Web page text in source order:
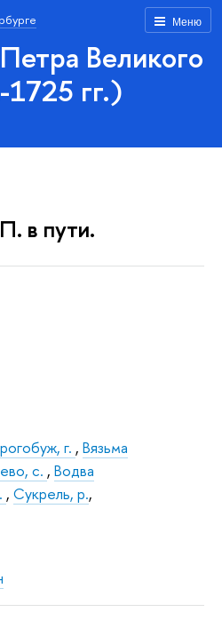
Меню
Великого
гг.)
в пути.
г. , Вязьма
с. , Водва
, Сукрель, р.,